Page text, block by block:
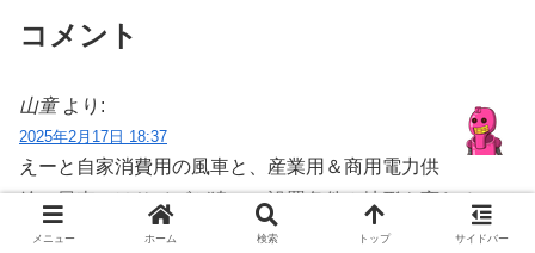
コメント
山童 より:
2025年2月17日 18:37
えーと自家消費用の風車と、産業用＆商用電力供
給の風車ではサイズが違い、設置条件＆地形も変わるので
すが……
メニュー ホーム 検索 トップ サイドバー